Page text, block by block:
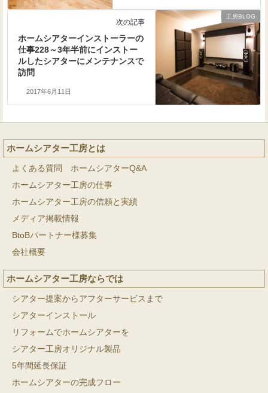
工房BLOG
次の記事
ホームシアターインストーラーの
仕事228～3年半前にインストー
ルしたシアターにメンテナンスで
訪問
2017年6月11日
ホームシアター工房とは
よくある質問 ホームシアターQ&A
ホームシアター工房の仕事
ホームシアター工房の信頼と実績
メディア掲載情報
BtoBパートナー様募集
会社概要
ホームシアター工房ならでは
シアター提案からアフターサービスまで
シアターインストール
リフォームでホームシアターを
シアター工房オリジナル製品
5年間延長保証
ホームシアターの完成フロー